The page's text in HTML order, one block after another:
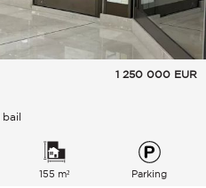
1 250 000 EUR
bail
155 m² Parking